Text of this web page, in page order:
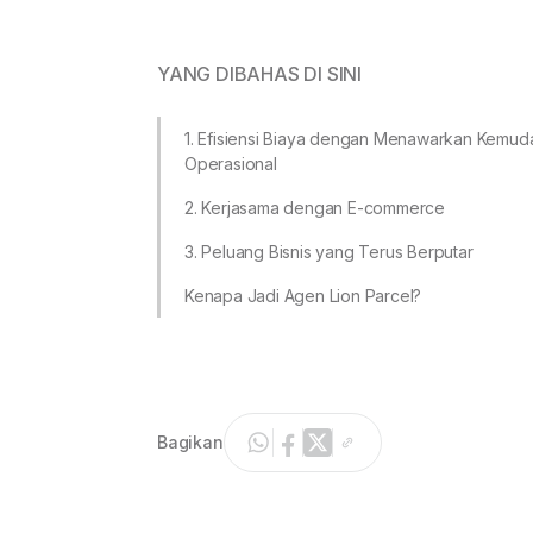
YANG DIBAHAS DI SINI
1. Efisiensi Biaya dengan Menawarkan
Operasional
2. Kerjasama dengan E-commerce
3. Peluang Bisnis yang Terus Berputar
Kenapa Jadi Agen Lion Parcel?
Bagikan